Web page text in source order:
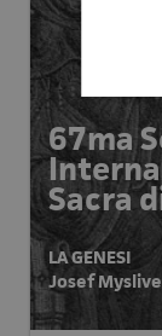
67ma
Sacra
LA GENESI
Josef